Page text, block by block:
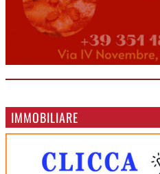
IMMOBILIARE